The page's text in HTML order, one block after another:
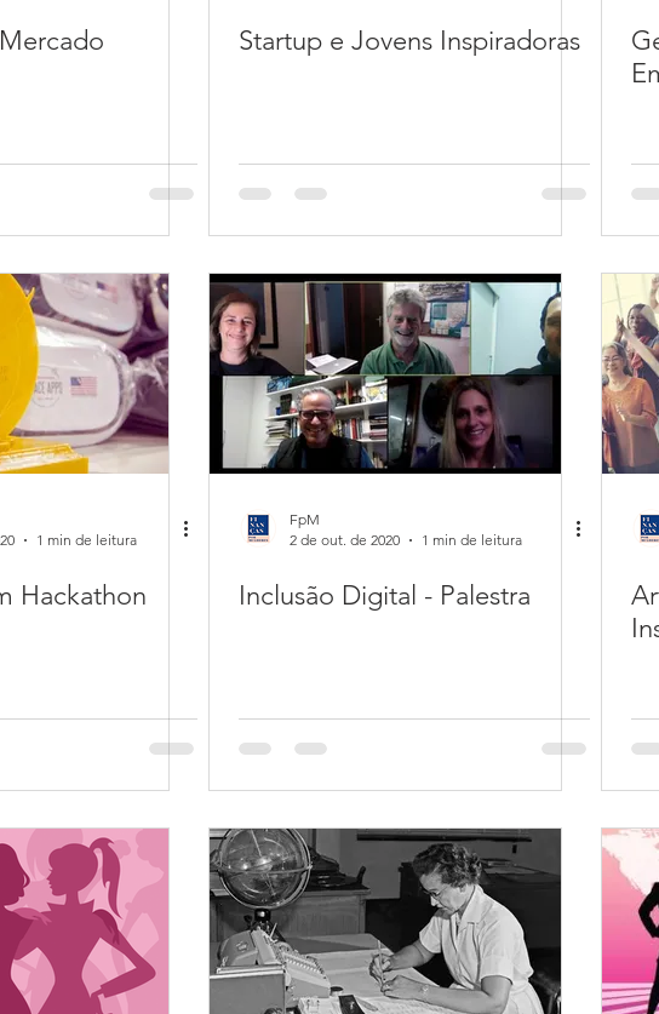
Startup e Jovens Inspiradoras
1 min de leitura
Hackathon
FpM
2 de out. de 2020
1 min de leitura
Inclusão Digital - Palestra